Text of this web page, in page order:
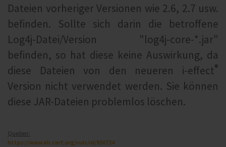
Dateien vorheriger Versionen wie 2.6, 2.7 usw.
befinden. Sollte sich darin die betroffene
Log4j-Datei/Version "log4j-core-*.jar"
befinden, so hat diese keine Auswirkung, da
diese Dateien von den neueren i‑effect®
Version nicht verwendet werden. Sie können
diese JAR-Dateien problemlos löschen.
Quellen:
https://www.kb.cert.org/vuls/id/930724